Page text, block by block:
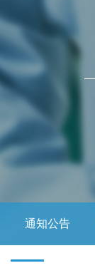
通知公告